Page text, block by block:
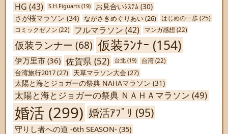
HG (43) S.H.Figuarts (19) お見合いｼｽﾃﾑ (30)
さが桜マラソン (34) ながさきめぐりあい(26) はじめの一歩(25)
コミックゼノン (22) フルマラソン (42) マンガ感想 (22)
仮装ランナー (68) 仮装ﾗﾝﾅｰ (154)
伊万里市 (36) 佐賀県 (52) 台北 (19) 台湾 (22)
台湾旅行2017(27) 天草マラソン大会 (27)
太陽と海とジョガーの祭典 NAHAマラソン (31)
太陽と海とジョガーの祭典 ＮＡＨＡマラソン (49)
婚活 (299) 婚活ｱﾌﾟﾘ (95)
守りし者への道 -6th SEASON- (35)